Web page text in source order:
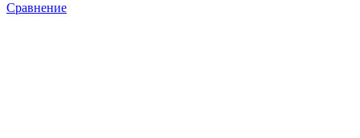
Сравнение